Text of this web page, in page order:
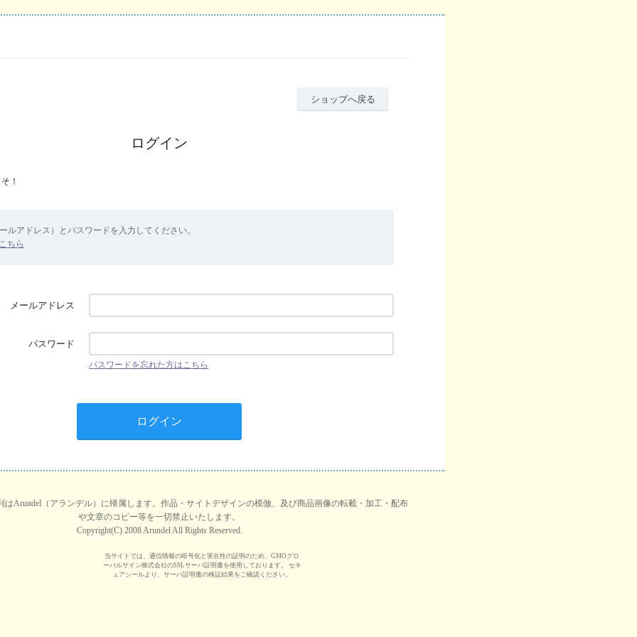
ショップへ戻る
ログイン
！
ルアドレス）とパスワードを入力してください。
ちら
メールアドレス
パスワード
パスワードを忘れた方はこちら
はArundel（アランデル）に帰属します。作品・サイトデザインの模倣、及び商品画像の転載・加工・配布
や文章のコピー等を一切禁止いたします。
Copyright(C) 2008 Arundel All Rights Reserved.
当サイトでは、通信情報の暗号化と実在性の証明のため、GMOグロ
ーバルサイン株式会社のSSLサーバ証明書を使用しております。 セキ
ュアシールより、サーバ証明書の検証結果をご確認ください。